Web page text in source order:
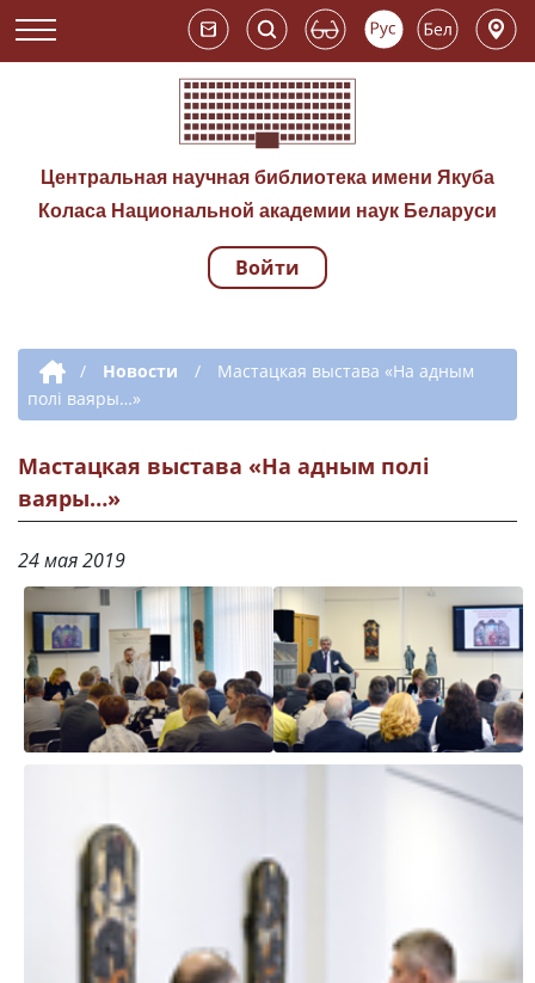
Центральная научная библиотека имени Якуба
Коласа Национальной академии наук Беларуси
Навигация по
Войти
Дополнительная навигация
/ Новости /
Мастацкая выстава «На адным
полі ваяры…»
Мастацкая выстава «На адным полі
ваяры…»
24 мая 2019